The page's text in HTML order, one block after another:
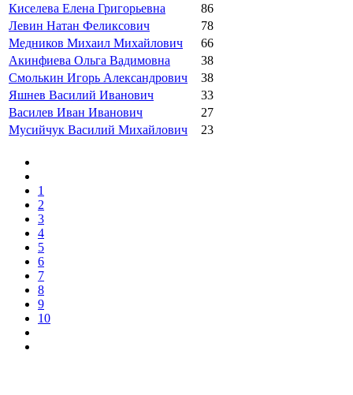
Киселева Елена Григорьевна
86
Левин Натан Феликсович
78
Медников Михаил Михайлович
66
Акинфиева Ольга Вадимовна
38
Смолькин Игорь Александрович
38
Яшнев Василий Иванович
33
Василев Иван Иванович
27
Мусийчук Василий Михайлович
23
1
2
3
4
5
6
7
8
9
10